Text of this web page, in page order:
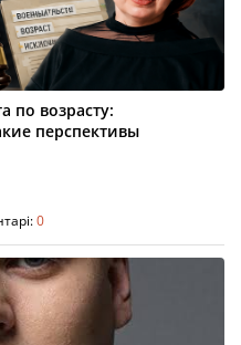
по возрасту:
перспективы
0